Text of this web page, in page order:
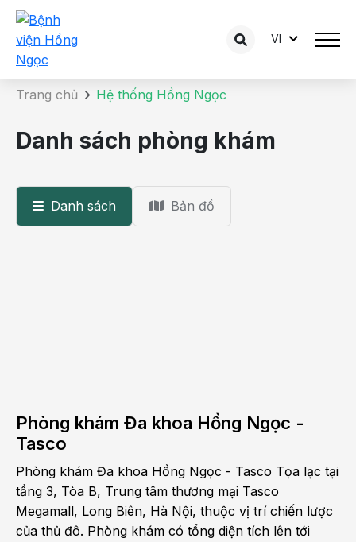
VI
Danh sách phòng khám
Trang chủ Hệ thống Hồng Ngọc
Danh sách phòng khám
Danh sách Bản đồ
Phòng khám Đa khoa Hồng Ngọc -
Tasco
Phòng khám Đa khoa Hồng Ngọc - Tasco Tọa lạc tại
tầng 3, Tòa B, Trung tâm thương mại Tasco
Megamall, Long Biên, Hà Nội, thuộc vị trí chiến lược
của thủ đô. Phòng khám có tổng diện tích lên tới